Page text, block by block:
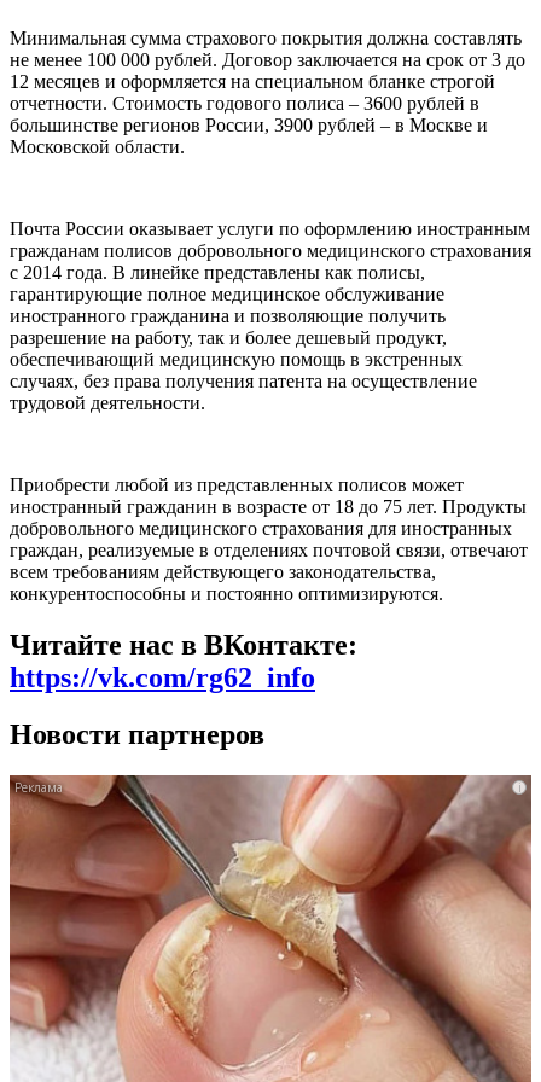
Минимальная сумма страхового покрытия должна составлять
не менее 100 000 рублей. Договор заключается на срок от 3 до
12 месяцев и оформляется на специальном бланке строгой
отчетности. Стоимость годового полиса – 3600 рублей в
большинстве регионов России, 3900 рублей – в Москве и
Московской области.
Почта России оказывает услуги по оформлению иностранным
гражданам полисов добровольного медицинского страхования
с 2014 года. В линейке представлены как полисы,
гарантирующие полное медицинское обслуживание
иностранного гражданина и позволяющие получить
разрешение на работу, так и более дешевый продукт,
обеспечивающий медицинскую помощь в экстренных
случаях, без права получения патента на осуществление
трудовой деятельности.
Приобрести любой из представленных полисов может
иностранный гражданин в возрасте от 18 до 75 лет. Продукты
добровольного медицинского страхования для иностранных
граждан, реализуемые в отделениях почтовой связи, отвечают
всем требованиям действующего законодательства,
конкурентоспособны и постоянно оптимизируются.
Читайте нас в ВКонтакте:
https://vk.com/rg62_info
Новости партнеров
i